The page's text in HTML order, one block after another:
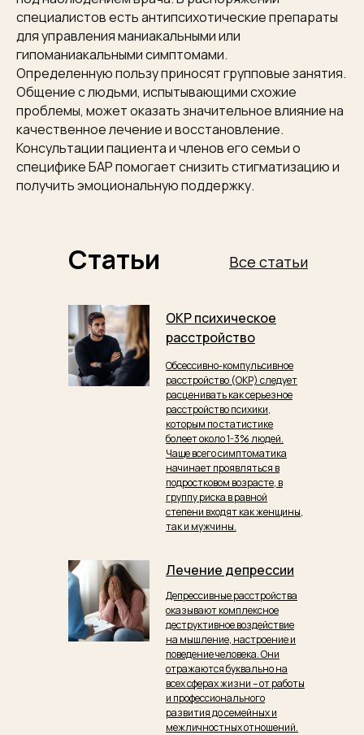
специалистов есть антипсихотические препараты
для управления маниакальными или
гипоманиакальными симптомами.
Определенную пользу приносят групповые занятия.
Общение с людьми, испытывающими схожие
проблемы, может оказать значительное влияние на
качественное лечение и восстановление.
Консультации пациента и членов его семьи о
специфике БАР помогает снизить стигматизацию и
получить эмоциональную поддержку.
Обсессивно-компульсивное
расстройство (ОКР) следует
расценивать как серьезное
расстройство психики,
которым по статистике
болеет около 1-3% людей.
Чаще всего симптоматика
начинает проявляться в
подростковом возрасте, в
группу риска в равной
степени входят как женщины,
так и мужчины.
ОКР психическое
расстройство
Депрессивные расстройства
оказывают комплексное
деструктивное воздействие
на мышление, настроение и
поведение человека. Они
отражаются буквально на
всех сферах жизни – от работы
и профессионального
развития до семейных и
межличностных отношений.
Лечение депрессии
Статьи Все статьи